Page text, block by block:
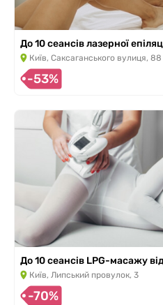
До 10 сеансів лазерної
Київ, Саксаганського вулиця, 88
-53%
До 10 сеансів LPG-масажу
Київ, Липський провулок, 3
-70%